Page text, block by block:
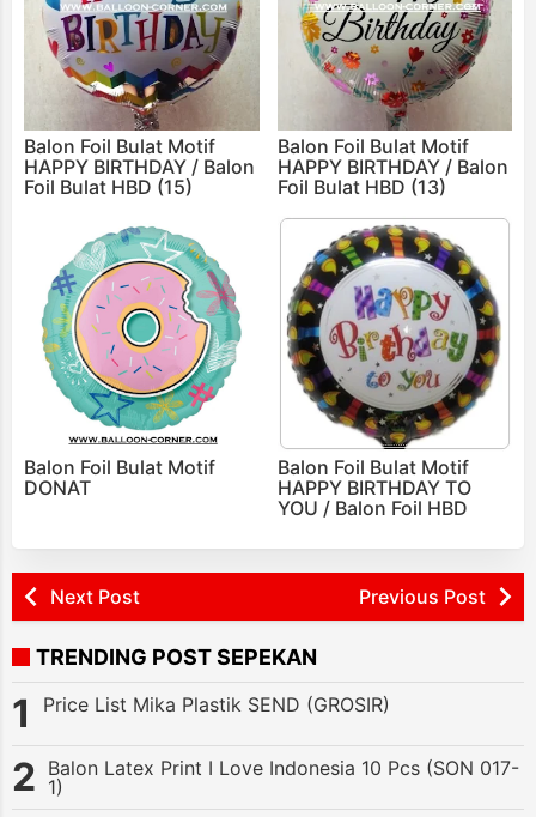
Balon Foil Bulat Motif
HAPPY BIRTHDAY / Balon
Foil Bulat HBD (15)
Balon Foil Bulat Motif
HAPPY BIRTHDAY / Balon
Foil Bulat HBD (13)
Balon Foil Bulat Motif
DONAT
Balon Foil Bulat Motif
HAPPY BIRTHDAY TO
YOU / Balon Foil HBD
Next Post Previous Post
TRENDING POST SEPEKAN
Price List Mika Plastik SEND (GROSIR)
Balon Latex Print I Love Indonesia 10 Pcs (SON 017-
1)